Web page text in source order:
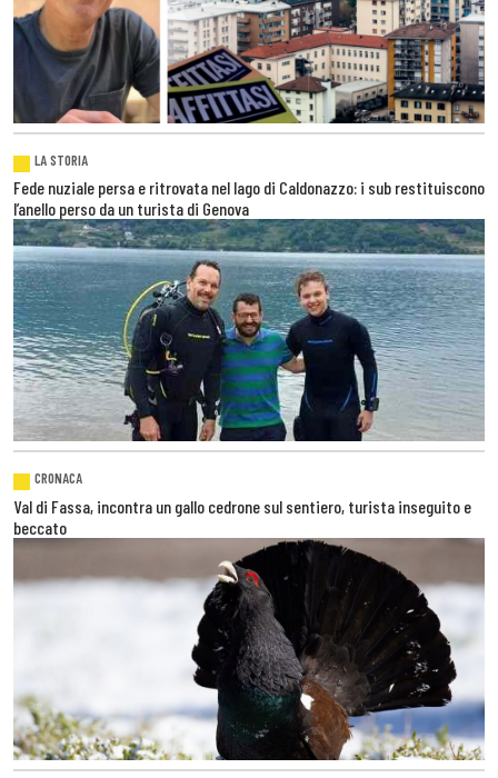
LA STORIA
Fede nuziale persa e ritrovata nel lago di Caldonazzo: i sub restituiscono
l’anello perso da un turista di Genova
CRONACA
Val di Fassa, incontra un gallo cedrone sul sentiero, turista inseguito e
beccato